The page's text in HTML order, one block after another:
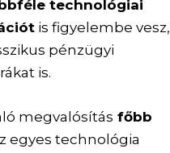
technológiai
is figyelembe vesz,
pénzügyi
is.
megvalósítás főbb
egyes technológia